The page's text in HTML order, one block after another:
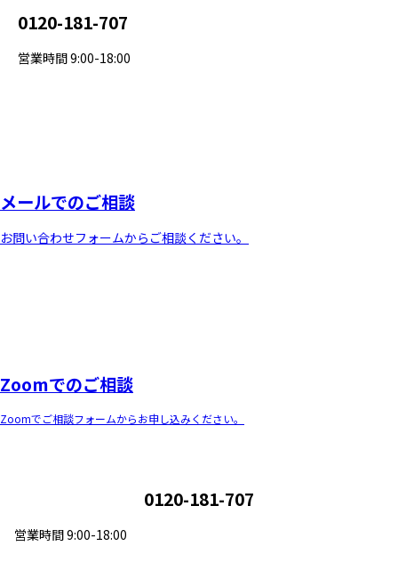
0120-181-707
営業時間 9:00-18:00
メールでのご相談
お問い合わせフォームからご相談ください。
Zoomでのご相談
Zoomでご相談フォームからお申し込みください。
0120-181-707
営業時間 9:00-18:00